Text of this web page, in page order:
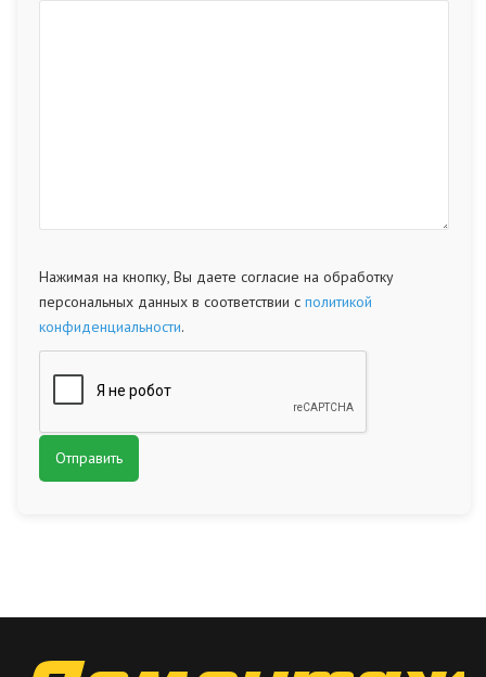
Нажимая на кнопку, Вы даете согласие на обработку
персональных данных в соответствии с политикой
конфиденциальности.